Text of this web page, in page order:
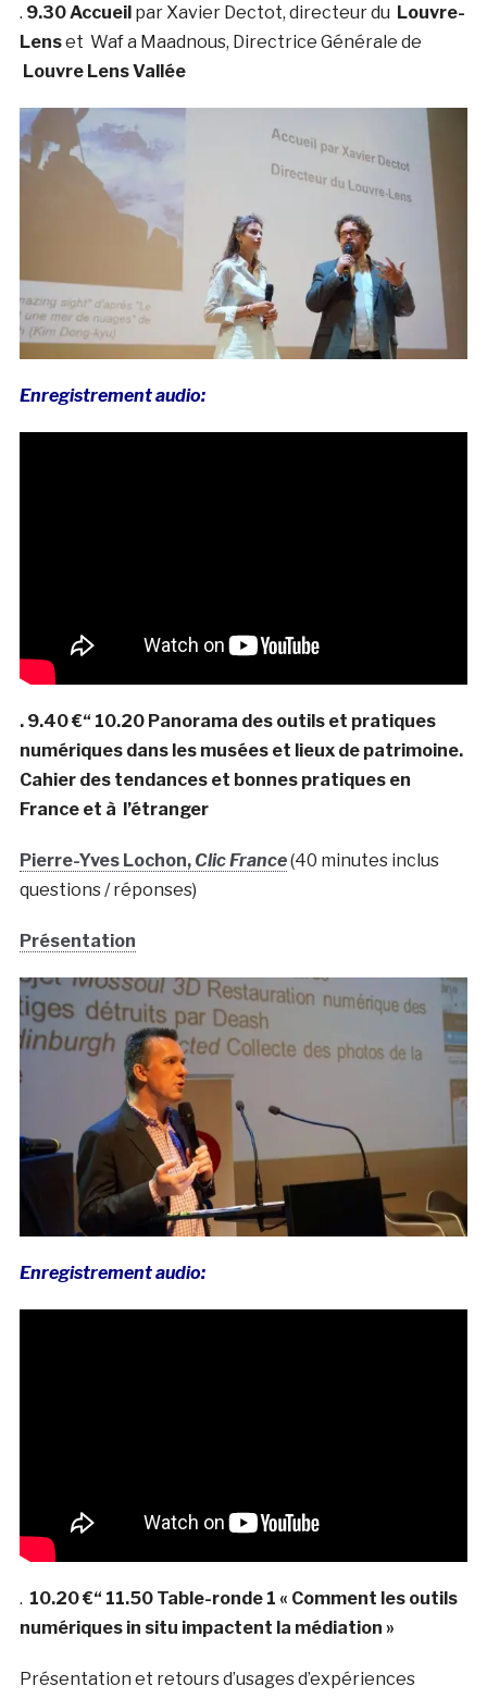
. 9.30 Accueil par Xavier Dectot, directeur du Louvre-
Lenset Waf a Maadnous, Directrice Générale de
Louvre Lens Vallée
Enregistrement audio:
. 9.40 €“ 10.20 Panorama des outils et pratiques
numériques dans les musées et lieux de patrimoine.
Cahier des tendances et bonnes pratiques en
France et à l’étranger
Pierre-Yves Lochon, Clic France(40 minutes inclus
questions / réponses)
Présentation
Enregistrement audio:
. 10.20 €“ 11.50 Table-ronde 1 « Comment les outils
numériques in situ impactent la médiation »
Présentation et retours d’usages d’expériences